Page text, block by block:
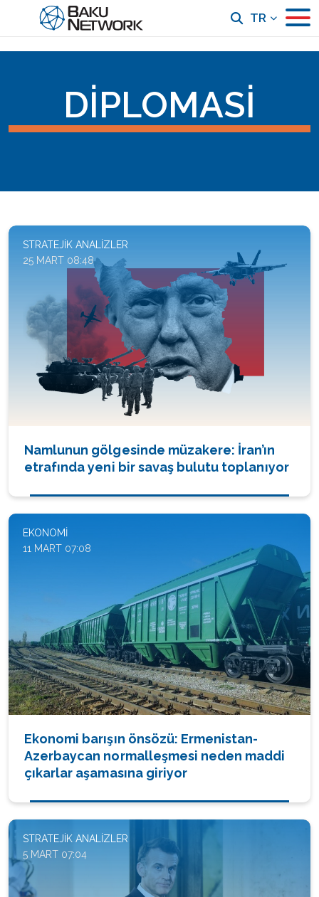
TR
DIPLOMASI
STRATEJIK ANALIZLER
25 MART 08:48
Namlunun gölgesinde müzakere: İran’ın
etrafında yeni bir savaş bulutu toplanıyor
EKONOMI
11 MART 07:08
Ekonomi barışın önsözü: Ermenistan-
Azerbaycan normalleşmesi neden maddi
çıkarlar aşamasına giriyor
STRATEJIK ANALIZLER
5 MART 07:04